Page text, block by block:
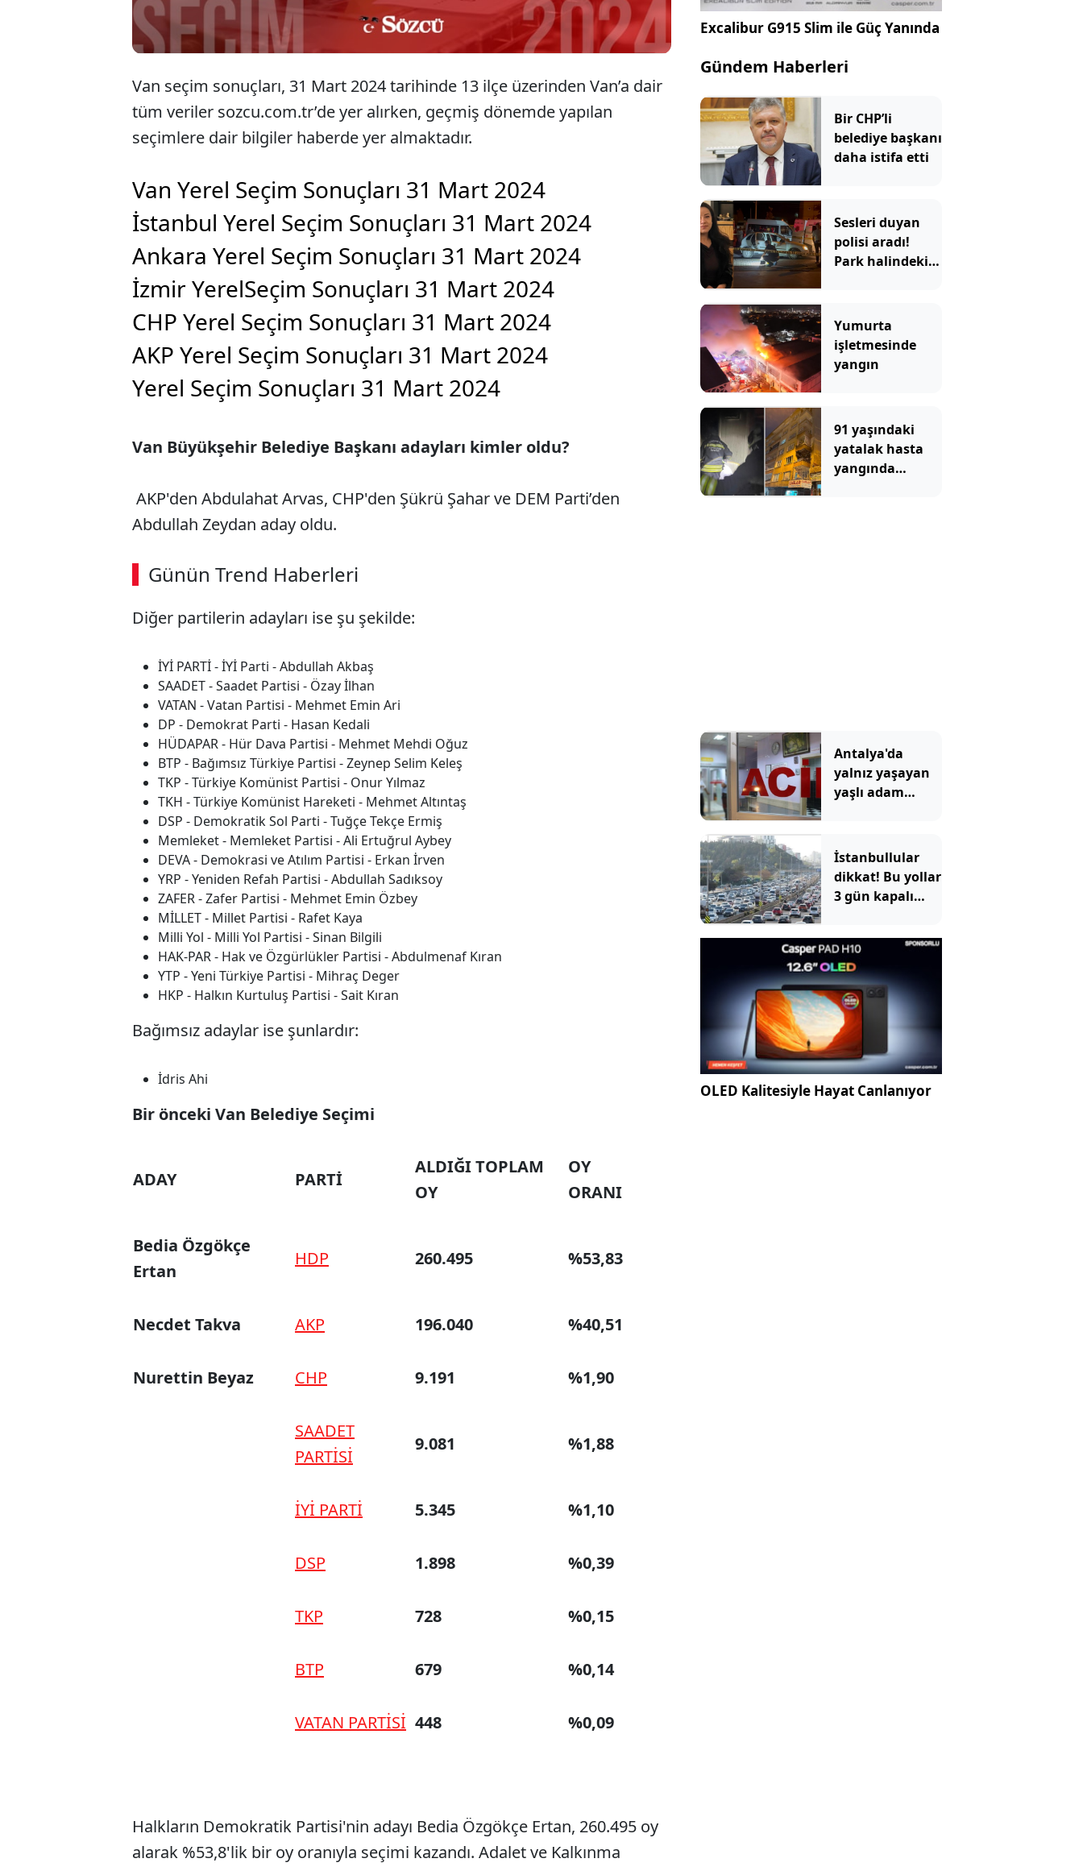
Van seçim sonuçları, 31 Mart 2024 tarihinde 13 ilçe üzerinden Van’a dair
tüm veriler sozcu.com.tr’de yer alırken, geçmiş dönemde yapılan
seçimlere dair bilgiler haberde yer almaktadır.
Van Yerel Seçim Sonuçları 31 Mart 2024
İstanbul Yerel Seçim Sonuçları 31 Mart 2024
Ankara Yerel Seçim Sonuçları 31 Mart 2024
İzmir YerelSeçim Sonuçları 31 Mart 2024
CHP Yerel Seçim Sonuçları 31 Mart 2024
AKP Yerel Seçim Sonuçları 31 Mart 2024
Yerel Seçim Sonuçları 31 Mart 2024
Van Büyükşehir Belediye Başkanı adayları kimler oldu?
AKP'den Abdulahat Arvas, CHP'den Şükrü Şaharve DEM Parti’den
Abdullah Zeydan aday oldu.
Günün Trend Haberleri
SÖZCÜ SON DAKİKA
Diğer partilerin adayları ise şu şekilde:
İYİ PARTİ - İYİ Parti - Abdullah Akbaş
SAADET - Saadet Partisi - Özay İlhan
VATAN - Vatan Partisi - Mehmet Emin Ari
DP - Demokrat Parti - Hasan Kedali
HÜDAPAR - Hür Dava Partisi - Mehmet Mehdi Oğuz
BTP - Bağımsız Türkiye Partisi - Zeynep Selim Keleş
TKP - Türkiye Komünist Partisi - Onur Yılmaz
TKH - Türkiye Komünist Hareketi - Mehmet Altıntaş
DSP - Demokratik Sol Parti - Tuğçe Tekçe Ermiş
Memleket - Memleket Partisi - Ali Ertuğrul Aybey
DEVA - Demokrasi ve Atılım Partisi - Erkan İrven
YRP - Yeniden Refah Partisi - Abdullah Sadıksoy
ZAFER - Zafer Partisi - Mehmet Emin Özbey
MİLLET - Millet Partisi - Rafet Kaya
Milli Yol - Milli Yol Partisi - Sinan Bilgili
HAK-PAR - Hak ve Özgürlükler Partisi - Abdulmenaf Kıran
YTP - Yeni Türkiye Partisi - Mihraç Deger
HKP - Halkın Kurtuluş Partisi - Sait Kıran
Bağımsız adaylar ise şunlardır:
İdris Ahi
Bir önceki Van Belediye Seçimi
ADAY PARTİ
ALDIĞI TOPLAM
OY
OY
ORANI
Bedia Özgökçe
Ertan
HDP 260.495 %53,83
Necdet Takva AKP 196.040 %40,51
Nurettin Beyaz CHP 9.191 %1,90
SAADET
PARTİSİ
9.081 %1,88
İYİ PARTİ 5.345 %1,10
DSP 1.898 %0,39
TKP 728 %0,15
BTP 679 %0,14
VATAN PARTİSİ 448 %0,09
Halkların Demokratik Partisi'nin adayı Bedia Özgökçe Ertan, 260.495 oy
alarak %53,8'lik bir oy oranıyla seçimi kazandı. Adalet ve Kalkınma
Excalibur G915 Slim ile Güç Yanında
Gündem Haberleri
Bir CHP’li
belediye başkanı
daha istifa etti
Sesleri duyan
polisi aradı!
Park halindeki
Yumurta
işletmesinde
yangın
91 yaşındaki
yatalak hasta
yangında
Antalya'da
yalnız yaşayan
yaşlı adam
İstanbullular
dikkat! Bu yollar
3 gün kapalı
OLED Kalitesiyle Hayat Canlanıyor